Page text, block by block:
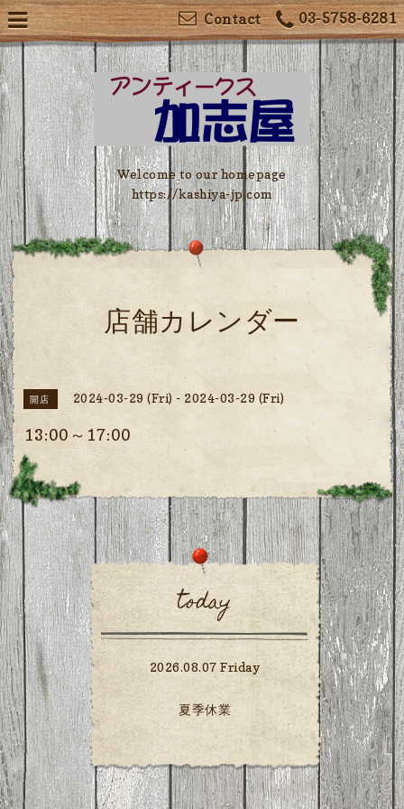
03-5758-6281
Contact
Welcome to our homepage
https://kashiya-jp.com
店舗カレンダー
開店 2024-03-29 (Fri) - 2024-03-29 (Fri)
13:00～17:00
today
2026.08.07 Friday
夏季休業